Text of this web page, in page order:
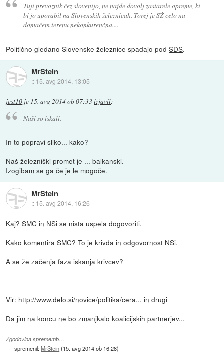
Tuji prevoznik čez slovenijo, ne najde dovolj zastarele opreme, ki
bi jo uporabil na Slovenskih železnicah. Torej je SŽ celo na
domačem terenu nekonkurenčna....
Politično gledano Slovenske železnice spadajo podSDS.
MrStein
:: 15. avg 2014, 13:05
jest10 je 15. avg 2014 ob 07:33izjavil:
Naši so iskali.
In to popravi sliko... kako?
Naš železniški promet je ... balkanski.
Izogibam se ga če je le mogoče.
MrStein
:: 15. avg 2014, 16:26
Kaj? SMC in NSi se nista uspela dogovoriti.
Kako komentira SMC? To je krivda in odgovornost NSi.
A se že začenja faza iskanja krivcev?
Vir: http://www.delo.si/novice/politika/cera... in drugi
Da jim na koncu ne bo zmanjkalo koalicijskih partnerjev...
Zgodovina sprememb…
spremenil:MrStein(15. avg 2014 ob 16:28)